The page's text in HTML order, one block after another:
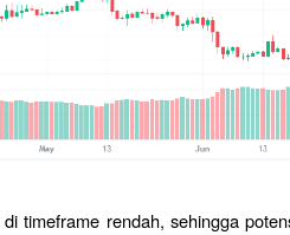
timeframe rendah, sehingga